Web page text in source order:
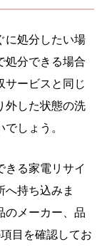
に処分したい場
処分できる場合
サービスと同じ
外した状態の洗
しょう。
る家電リサイ
持ち込みま
のメーカー、品
目を確認してお